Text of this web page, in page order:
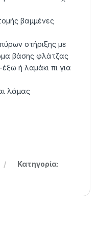
βαμμένες
στήριξης με
βάσης φλάτζας
ή λαμάκι πι για
λάμας
Κατηγορία: